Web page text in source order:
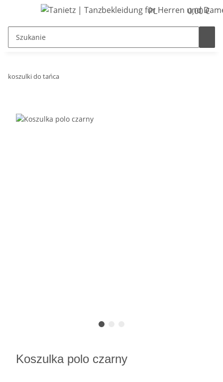
PL 0,00 €
koszulki do tańca
Koszulka polo czarny